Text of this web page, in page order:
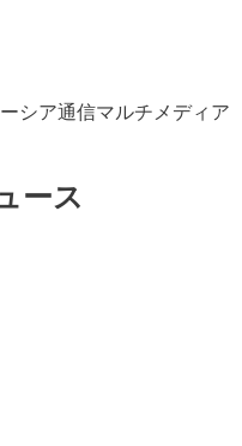
シア通信マルチメディア
ース